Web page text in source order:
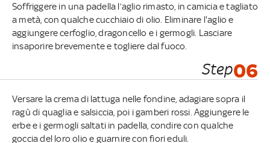
Soffriggere in una padella l’aglio rimasto, in camicia e tagliato
a metà, con qualche cucchiaio di olio. Eliminare l'aglio e
aggiungere cerfoglio, dragoncello e i germogli. Lasciare
insaporire brevemente e togliere dal fuoco.
Step06
Versare la crema di lattuga nelle fondine, adagiare sopra il
ragù di quaglia e salsiccia, poi i gamberi rossi. Aggiungere le
erbe e i germogli saltati in padella, condire con qualche
goccia del loro olio e guarnire con fiori eduli.